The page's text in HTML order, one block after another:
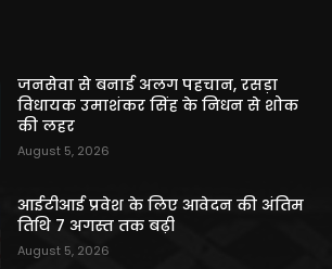
जनसेवा से बनाई अलग पहचान, रसड़ा
विधायक उमाशंकर सिंह के निधन से शोक
की लहर
August 5, 2026
आईटीआई प्रवेश के लिए आवेदन की अंतिम
तिथि 7 अगस्त तक बढ़ी
August 5, 2026